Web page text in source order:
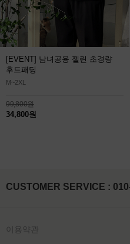
[EVENT] 남녀공용 젤린 초경량
후드패딩
M~2XL
99,800원
34,800원
CUSTOMER SERVICE :
이용약관